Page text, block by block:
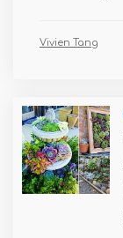
Vivien Tang